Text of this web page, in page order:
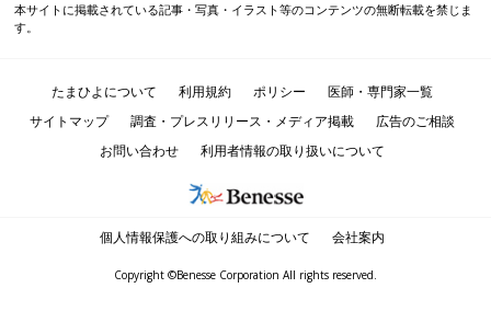
本サイトに掲載されている記事・写真・イラスト等のコンテンツの無断転載を禁じま
す。
たまひよについて 利用規約 ポリシー
医師・専門家一覧
サイトマップ
調査・プレスリリース・メディア掲載
広告のご相談
お問い合わせ
利用者情報の取り扱いについて
個人情報保護への取り組みについて 会社案内
Copyright ©Benesse Corporation All rights reserved.